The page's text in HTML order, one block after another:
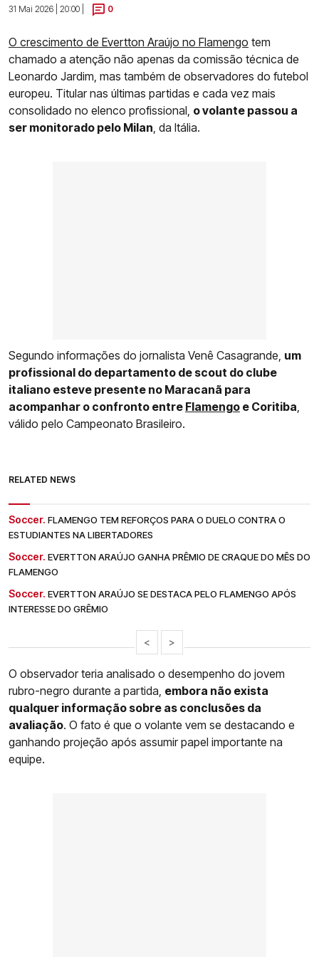
31 Mai 2026 | 20:00 | 0
O crescimento de Evertton Araújo no Flamengo tem
chamado a atenção não apenas da comissão técnica de
Leonardo Jardim, mas também de observadores do futebol
europeu. Titular nas últimas partidas e cada vez mais
consolidado no elenco profissional, o volante passou a
ser monitorado pelo Milan , da Itália.
Segundo informações do jornalista Venê Casagrande, um
profissional do departamento de scout do clube
italiano esteve presente no Maracanã para
acompanhar o confronto entre Flamengo e Coritiba
válido pelo Campeonato Brasileiro.
RELATED NEWS
Soccer. FLAMENGO TEM REFORÇOS PARA O DUELO CONTRA O
ESTUDIANTES NA LIBERTADORES
Soccer. EVERTTON ARAÚJO GANHA PRÊMIO DE CRAQUE DO MÊS DO
FLAMENGO
Soccer. EVERTTON ARAÚJO SE DESTACA PELO FLAMENGO APÓS
INTERESSE DO GRÊMIO
< >
O observador teria analisado o desempenho do jovem
rubro-negro durante a partida, embora não exista
qualquer informação sobre as conclusões da
avaliação. O fato é que o volante vem se destacando e
ganhando projeção após assumir papel importante na
equipe.